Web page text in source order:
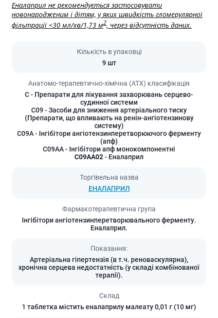
Еналаприл не рекомендується застосовувати
новонародженим і дітям, у яких швидкість гломерулярної
фільтрації <30 мл/хв/1,73 м2, через відсутність даних.
Кількість в упаковці
9 шт
Анатомо-терапевтично-хімічна (АТХ) класифікація
C- Препарати для лікування захворювань серцево-
судинної системи
C09- Засоби для зниження артеріального тиску
(Препарати, що впливають на ренін-ангіотензинову
систему)
C09A- Інгібітори ангіотензинперетворюючого ферменту
(апф)
C09AA- Інгібітори апф монокомпонентні
C09AA02- Еналаприл
Торгівельна назва
ЕНАЛАПРИЛ
Фармакотерапевтична група
Інгібітори ангіотензинперетворювального ферменту.
Еналаприл.
Показання:
Артеріальна гіпертензія (в т.ч. реноваскулярна),
хронічна серцева недостатність (у складі комбінованої
терапії).
Склад
1 таблетка містить еналаприлу малеату 0,01 г (10 мг)